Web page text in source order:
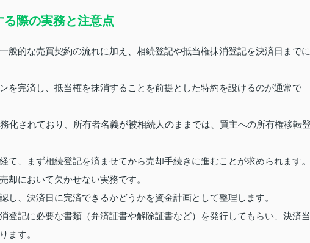
際の実務と注意点
般的な売買契約の流れに加え、相続登記や抵当権抹消登記を決済日までに
を完済し、抵当権を抹消することを前提とした特約を設けるのが通常で
化されており、所有者名義が被相続人のままでは、買主への所有権移転
て、まず相続登記を済ませてから売却手続きに進むことが求められます。
却において欠かせない実務です。
し、決済日に完済できるかどうかを資金計画として整理します。
登記に必要な書類（弁済証書や解除証書など）を発行してもらい、決済当
ます。